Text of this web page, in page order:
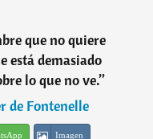
que no quiere
está demasiado
lo que no ve.”
de Fontenelle
Imagen